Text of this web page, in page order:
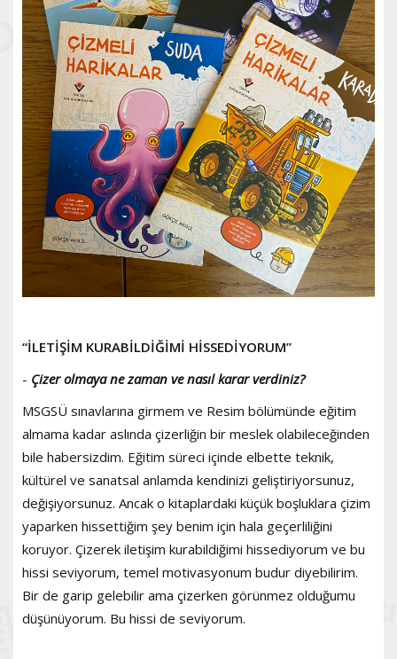
“İLETİŞİM KURABİLDİĞİMİ HİSSEDİYORUM”
- Çizer olmaya ne zaman ve nasıl karar verdiniz?
MSGSÜ sınavlarına girmem ve Resim bölümünde eğitim
almama kadar aslında çizerliğin bir meslek olabileceğinden
bile habersizdim. Eğitim süreci içinde elbette teknik,
kültürel ve sanatsal anlamda kendinizi geliştiriyorsunuz,
değişiyorsunuz. Ancak o kitaplardaki küçük boşluklara çizim
yaparken hissettiğim şey benim için hala geçerliliğini
koruyor. Çizerek iletişim kurabildiğimi hissediyorum ve bu
hissi seviyorum, temel motivasyonum budur diyebilirim.
Bir de garip gelebilir ama çizerken görünmez olduğumu
düşünüyorum. Bu hissi de seviyorum.